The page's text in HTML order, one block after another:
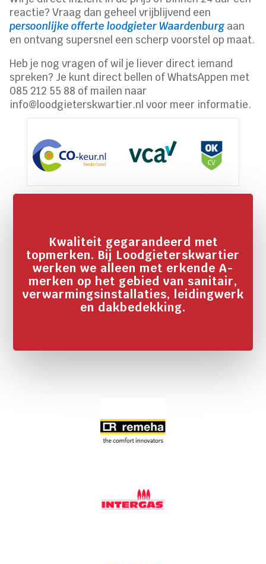
reactie? Vraag dan geheel vrijblijvend een
persoonlijke offerte loodgieter Waardenburg aan
en ontvang supersnel een scherp voorstel op maat.
Heb je nog vragen of wil je liever direct iemand
spreken? Je kunt direct bellen of WhatsAppen met
085 212 55 88 of mailen naar
info@loodgieterskwartier.nl voor meer informatie.
Kwaliteit gegarandeerd met
topmerken. Bij Loodgieterskwartier
werken we alleen met erkende A-
merken op het gebied van sanitair,
verwarmingsinstallaties, leidingwerk
en dakbedekking.